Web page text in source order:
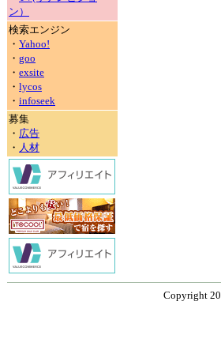
ン）
検索エンジン
・ Yahoo!
・ goo
・ exsite
・ lycos
・ infoseek
募集
・ 広告
・ 人材
Copyright